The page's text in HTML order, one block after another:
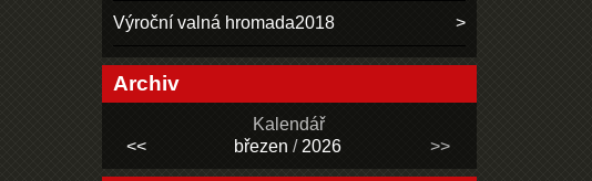
Výroční valná hromada2018
Archiv
Kalendář
<<
březen / 2026 >>